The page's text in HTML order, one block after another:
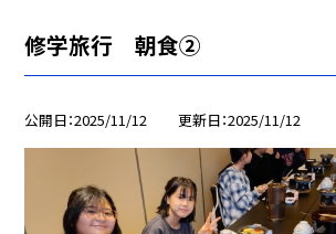
修学旅行 朝食②
公開日 2025/11/12 更新日 2025/11/12